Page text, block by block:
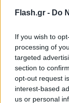
Flash.gr - Do
If you wish to
processing of
targeted
section to
opt-out request
interest-based
us or personal
«Είναι ένας
βγήκε η φήμη
πρωί που
αποδυτήρια